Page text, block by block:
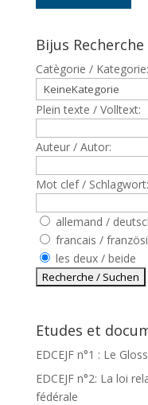
Bijus Recherche
Catègorie / Kategorie:
Plein texte / Volltext:
Auteur / Autor:
Mot clef / Schlagwort:
allemand /
francais /
les deux / beide
Etudes et
EDCEJF n°1 : Le
EDCEJF n°2: La loi
fédérale